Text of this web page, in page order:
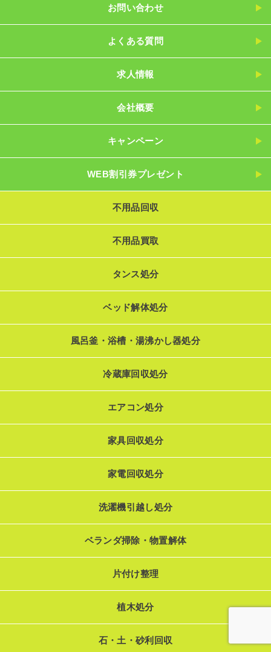
お問い合わせ
よくある質問
求人情報
会社概要
キャンペーン
WEB割引券プレゼント
不用品回収
不用品買取
タンス処分
ベッド解体処分
風呂釜・浴槽・湯沸かし器処分
冷蔵庫回収処分
エアコン処分
家具回収処分
家電回収処分
洗濯機引越し処分
ベランダ掃除・物置解体
片付け整理
植木処分
石・土・砂利回収